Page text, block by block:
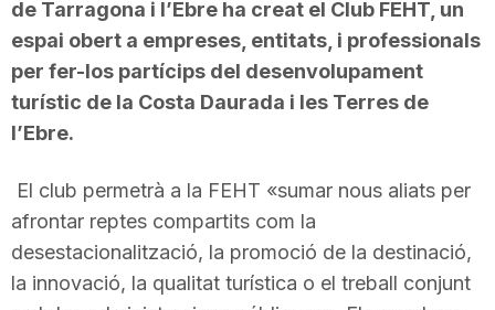
de Tarragona i l’Ebre ha creat el Club FEHT, un
espai obert a empreses, entitats, i professionals
per fer-los partícips del desenvolupament
turístic de la Costa Daurada i les Terres de
l’Ebre.
El club permetrà a la FEHT «sumar nous aliats per
afrontar reptes compartits com la
desestacionalització, la promoció de la destinació,
la innovació, la qualitat turística o el treball conjunt